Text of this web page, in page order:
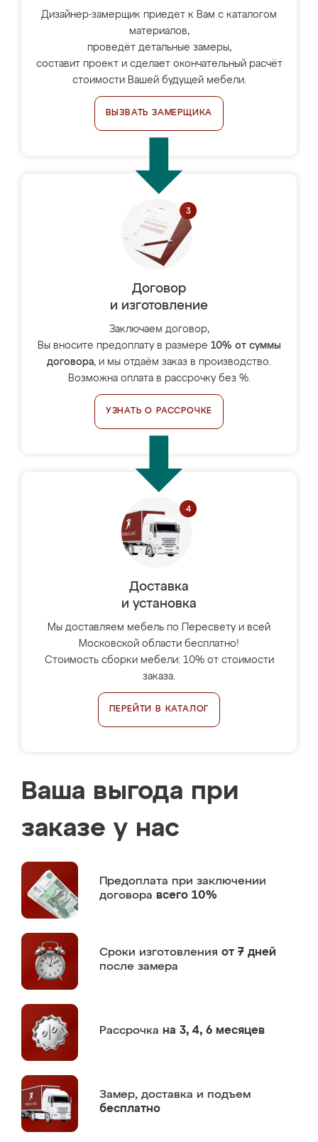
Дизайнер-замерщик приедет к Вам с каталогом
материалов,
проведёт детальные замеры,
составит проект и сделает окончательный расчёт
стоимости Вашей будущей мебели.
ВЫЗВАТЬ ЗАМЕРЩИКА
Договор
и изготовление
Заключаем договор,
Вы вносите предоплату в размере 10% от суммы
договора, и мы отдаём заказ в производство.
Возможна оплата в рассрочку без %.
УЗНАТЬ О РАССРОЧКЕ
Доставка
и установка
Мы доставляем мебель по Пересвету и всей
Московской области бесплатно!
Стоимость сборки мебели: 10% от стоимости
заказа.
ПЕРЕЙТИ В КАТАЛОГ
Ваша выгода при
заказе у нас
Предоплата при заключении
договора всего 10%
Сроки изготовления от 7 дней
после замера
Рассрочка на 3, 4, 6 месяцев
Замер, доставка и подъем
бесплатно